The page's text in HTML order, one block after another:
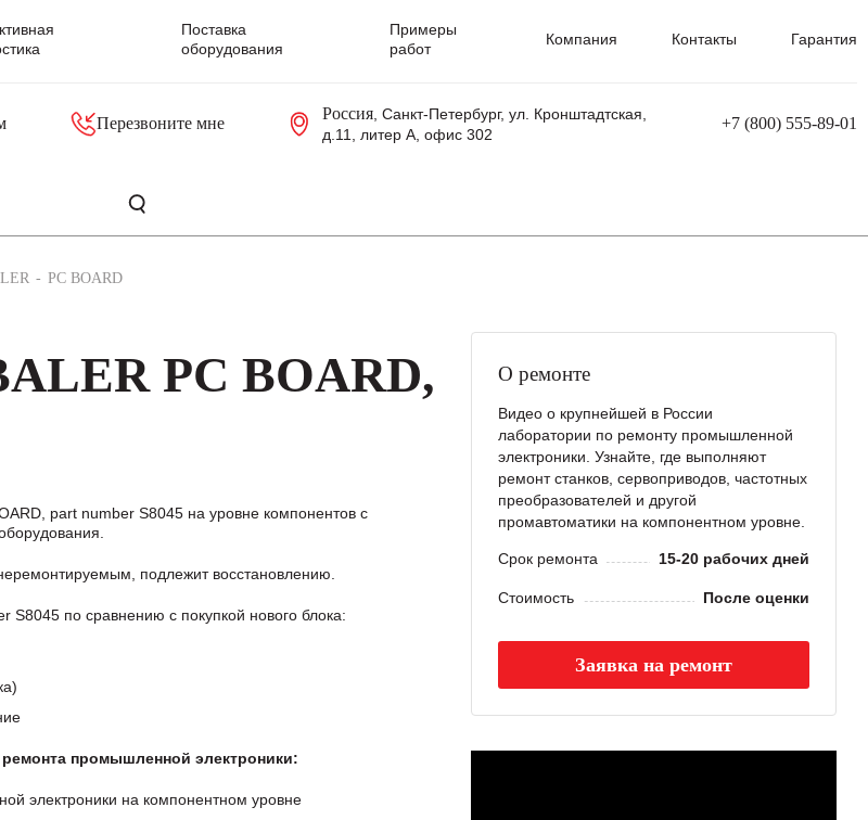
Поставка
оборудования
Примеры
работ
Компания Контакты Гарантия
Перезвоните мне
Россия, Санкт-Петербург, ул. Кронштадтская,
д.11, литер А, офис 302
+7 (800) 555-89-01
PC BOARD
PC BOARD,
part number S8045 на уровне компонентов с
подлежит восстановлению.
по сравнению с покупкой нового блока:
промышленной электроники:
электроники на компонентном уровне
О ремонте
Видео о крупнейшей в России
лаборатории по ремонту промышленной
электроники. Узнайте, где выполняют
ремонт станков, сервоприводов, частотных
преобразователей и другой
промавтоматики на компонентном уровне.
Срок ремонта 15-20 рабочих дней
Стоимость После оценки
Заявка на ремонт